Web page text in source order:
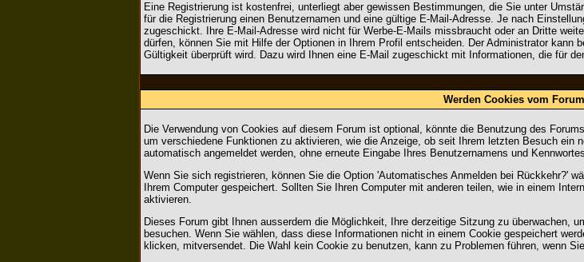
Eine Registrierung ist kostenfrei, unterliegt aber gewissen Bestimmungen, die Sie unter
für die Registrierung einen Benutzernamen und eine gültige E-Mail-Adresse. Je nach
zugeschickt. Ihre E-Mail-Adresse wird nicht für Werbe-E-Mails missbraucht oder an Dritte
dürfen, können Sie mit Hilfe der Optionen in Ihrem Profil entscheiden. Der Administrator kann
Gültigkeit überprüft wird. Dazu wird Ihnen eine E-Mail zugeschickt mit Informationen, die für
Werden Cookies vom
Die Verwendung von Cookies auf diesem Forum ist optional, könnte die Benutzung des
um verschiedene Funktionen zu aktivieren, wie die Anzeige, ob seit Ihrem letzten Besuch ein
automatisch angemeldet werden, ohne erneute Eingabe Ihres Benutzernamens und
Wenn Sie sich registrieren, können Sie die Option 'Automatisches Anmelden bei Rückkehr?'
Ihrem Computer gespeichert. Sollten Sie Ihren Computer mit anderen teilen, wie in einem
aktivieren.
Dieses Forum gibt Ihnen ausserdem die Möglichkeit, Ihre derzeitige Sitzung zu überwachen,
besuchen. Wenn Sie wählen, dass diese Informationen nicht in einem Cookie gespeichert
klicken, mitversendet. Die Wahl kein Cookie zu benutzen, kann zu Problemen führen, wenn